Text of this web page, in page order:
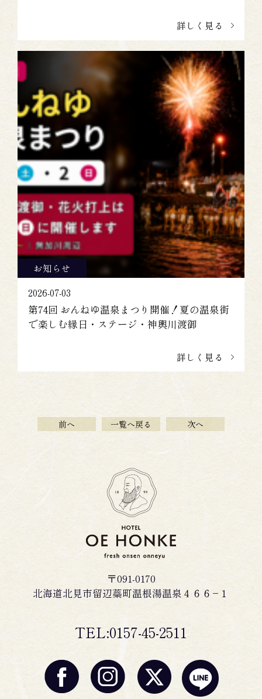
詳しく見る
お知らせ
2026-07-03
第74回 おんねゆ温泉まつり開催！夏の温泉街
で楽しむ縁日・ステージ・神輿川渡御
詳しく見る
前へ 一覧へ戻る 次へ
〒091-0170
北海道北見市留辺蘂町温根湯温泉４６６−１
TEL:0157-45-2511